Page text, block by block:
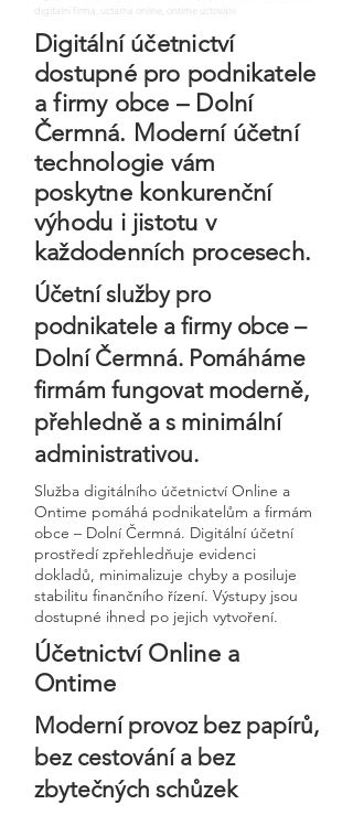
digitalni firma, uctarna online, ontime uctovani
Digitální účetnictví
dostupné pro podnikatele
a firmy obce – Dolní
Čermná. Moderní účetní
technologie vám
poskytne konkurenční
výhodu i jistotu v
každodenních procesech.
Účetní služby pro
podnikatele a firmy obce –
Dolní Čermná. Pomáháme
firmám fungovat moderně,
přehledně a s minimální
administrativou.
Služba digitálního účetnictví Online a
Ontime pomáhá podnikatelům a firmám
obce – Dolní Čermná. Digitální účetní
prostředí zpřehledňuje evidenci
dokladů, minimalizuje chyby a posiluje
stabilitu finančního řízení. Výstupy jsou
dostupné ihned po jejich vytvoření.
Účetnictví Online a
Ontime
Moderní provoz bez papírů,
bez cestování a bez
zbytečných schůzek